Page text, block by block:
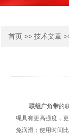
首页 >> 技术文章
联组广角带的
绳具有更高强度，
免润滑；使用时间